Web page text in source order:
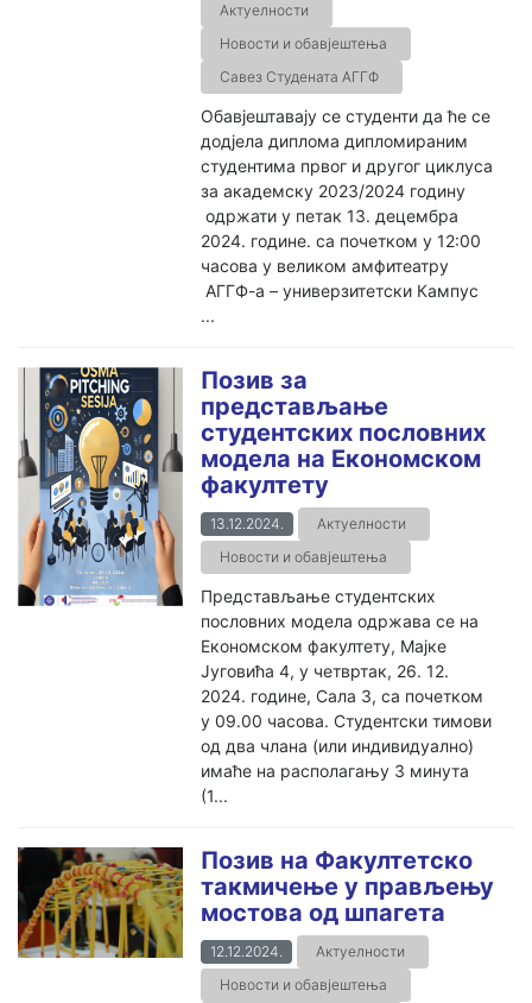
Актуелности
Новости и обавјештења
Савез Студената АГГФ
Обавјештавају се студенти да ће се
додјела диплома дипломираним
студентима првог и другог циклуса
за академску 2023/2024 годину
одржати у петак 13. децембра
2024. године. са почетком у 12:00
часова у великом амфитеатру
АГГФ-а – универзитетски Кампус
...
Позив за
представљање
студентских пословних
модела на Економском
факултету
13.12.2024.
Актуелности
Новости и обавјештења
Представљање студентских
пословних модела одржава се на
Економском факултету, Мајке
Југовића 4, у четвртак, 26. 12.
2024. године, Сала 3, са почетком
у 09.00 часова. Студентски тимови
од два члана (или индивидуално)
имаће на располагању 3 минута
(1...
Позив на Факултетско
такмичење у прављењу
мостова од шпагета
12.12.2024.
Актуелности
Новости и обавјештења